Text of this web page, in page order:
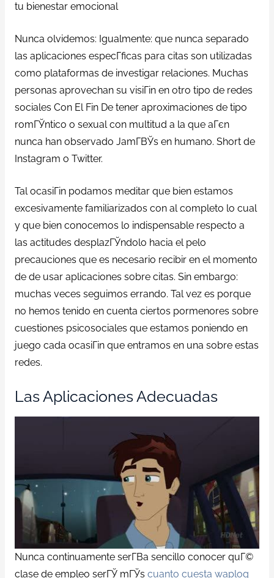
tu bienestar emocional
Nunca olvidemos: Igualmente: que nunca separado
las aplicaciones especГ­ficas para citas son utilizadas
como plataformas de investigar relaciones. Muchas
personas aprovechan su visiГіn en otro tipo de redes
sociales Con El Fin De tener aproximaciones de tipo
romГЎntico o sexual con multitud a la que aГєn
nunca han observado JamГ­ВЎs en humano. Short de
Instagram o Twitter.
Tal ocasiГіn podamos meditar que bien estamos
excesivamente familiarizados con al completo lo cual
y que bien conocemos lo indispensable respecto a
las actitudes desplazГЎndolo hacia el pelo
precauciones que es necesario recibir en el momento
de de usar aplicaciones sobre citas. Sin embargo:
muchas veces seguimos errando. Tal vez es porque
no hemos tenido en cuenta ciertos pormenores sobre
cuestiones psicosociales que estamos poniendo en
juego cada ocasiГіn que entramos en una sobre estas
redes.
Las Aplicaciones Adecuadas
Nunca continuamente serГ­В­a sencillo conocer quГ©
clase de empleo serГЎ mГЎs cuanto cuesta waplog